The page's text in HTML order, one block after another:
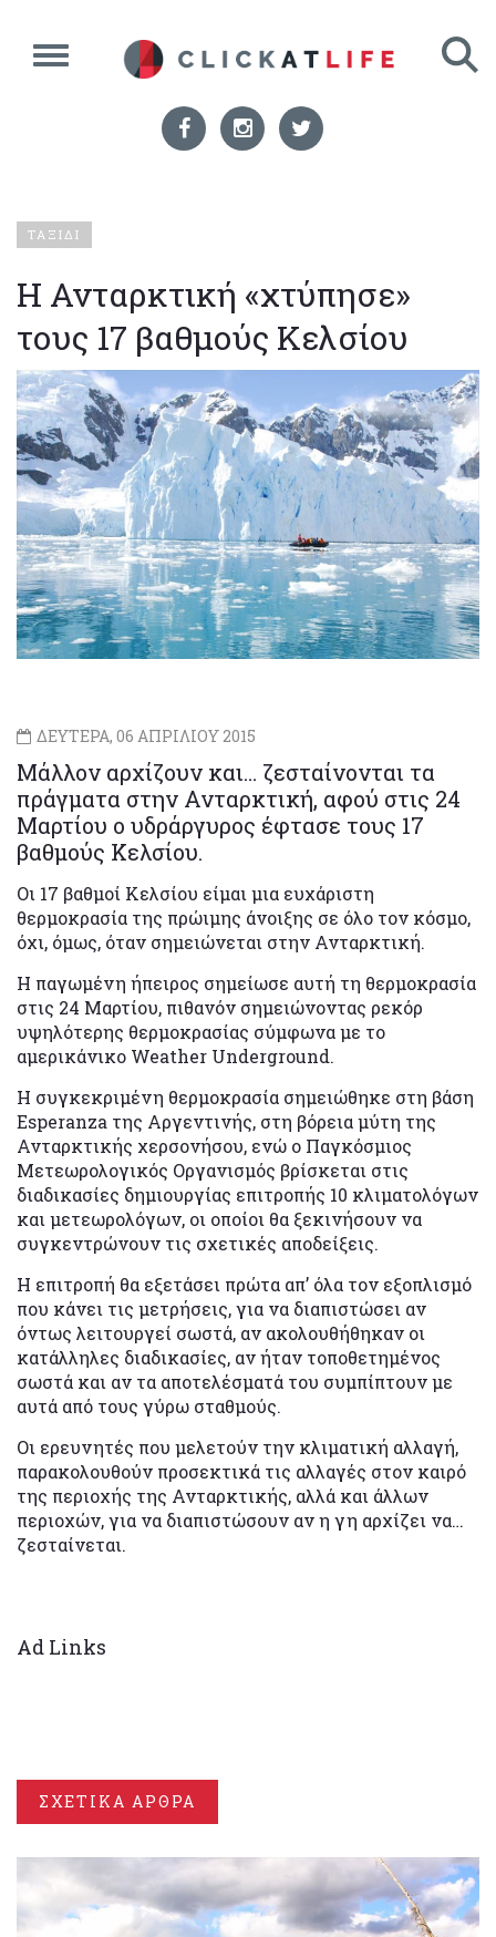
ΤΑΞΙΔΙ
Η Ανταρκτική «χτύπησε»
τους 17 βαθμούς Κελσίου
ΔΕΥΤΕΡΑ, 06 ΑΠΡΙΛΙΟΥ 2015
Μάλλον αρχίζουν και… ζεσταίνονται τα
πράγματα στην Ανταρκτική, αφού στις 24
Μαρτίου ο υδράργυρος έφτασε τους 17
βαθμούς Κελσίου.
Οι 17 βαθμοί Κελσίου είμαι μια ευχάριστη
θερμοκρασία της πρώιμης άνοιξης σε όλο τον κόσμο,
όχι, όμως, όταν σημειώνεται στην Ανταρκτική.
Η παγωμένη ήπειρος σημείωσε αυτή τη θερμοκρασία
στις 24 Μαρτίου, πιθανόν σημειώνοντας ρεκόρ
υψηλότερης θερμοκρασίας σύμφωνα με το
αμερικάνικο Weather Underground.
Η συγκεκριμένη θερμοκρασία σημειώθηκε στη βάση
Esperanza της Αργεντινής, στη βόρεια μύτη της
Ανταρκτικής χερσονήσου, ενώ ο Παγκόσμιος
Μετεωρολογικός Οργανισμός βρίσκεται στις
διαδικασίες δημιουργίας επιτροπής 10 κλιματολόγων
και μετεωρολόγων, οι οποίοι θα ξεκινήσουν να
συγκεντρώνουν τις σχετικές αποδείξεις.
Η επιτροπή θα εξετάσει πρώτα απ’ όλα τον εξοπλισμό
που κάνει τις μετρήσεις, για να διαπιστώσει αν
όντως λειτουργεί σωστά, αν ακολουθήθηκαν οι
κατάλληλες διαδικασίες, αν ήταν τοποθετημένος
σωστά και αν τα αποτελέσματά του συμπίπτουν με
αυτά από τους γύρω σταθμούς.
Οι ερευνητές που μελετούν την κλιματική αλλαγή,
παρακολουθούν προσεκτικά τις αλλαγές στον καιρό
της περιοχής της Ανταρκτικής, αλλά και άλλων
περιοχών, για να διαπιστώσουν αν η γη αρχίζει να…
ζεσταίνεται.
Ad Links
ΣΧΕΤΙΚΑ ΑΡΘΡΑ